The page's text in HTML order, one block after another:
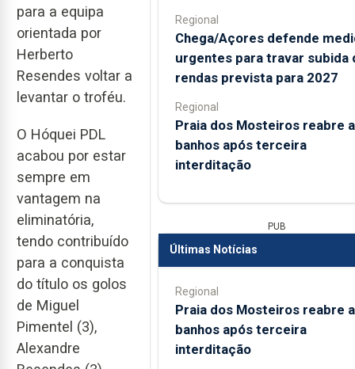
para a equipa
orientada por
Herberto
Resendes voltar a
levantar o troféu.
O Hóquei PDL
acabou por estar
sempre em
vantagem na
eliminatória,
tendo contribuído
para a conquista
do título os golos
de Miguel
Pimentel (3),
Alexandre
Regional
Chega/Açores defende
urgentes para travar subida
rendas prevista para 2027
Regional
Praia dos Mosteiros reabre a
banhos após terceira
interditação
PUB
Últimas Notícias
Regional
Praia dos Mosteiros reabre a
banhos após terceira
interditação